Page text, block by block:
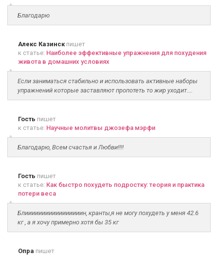
Благодарю
Алекс Казинскпишет
к статье: Наиболее эффективные упражнения для похудения
живота в домашних условиях
Если заниматься стабильно и использовать активные наборы
упражнений которые заставляют пропотеть то жир уходит....
Гость пишет
к статье: Научные молитвы джозефа мэрфи
Благодарю, Всем счастья и Любви!!!!
Гость пишет
к статье: Как быстро похудеть подростку: теория и практика
потери веса
Блииииииииииииииииин, кранты,я не могу похудеть у меня 42.6
кг , а я хочу примерно хотя бы 35 кг
Опра пишет